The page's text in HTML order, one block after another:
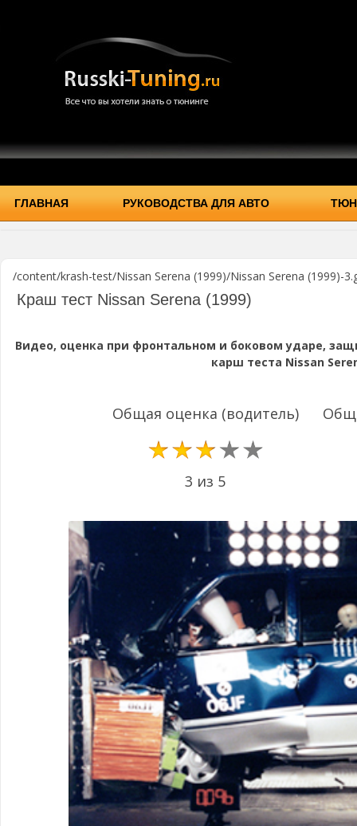
ГЛАВНАЯ РУКОВОДСТВА ДЛЯ АВТО
/content/krash-test/Nissan Serena (1999)/Nissan Serena (1999)-
Краш тест Nissan Serena (1999)
Видео, оценка при фронтальном и боковом ударе,
карш теста Nissan
Общая оценка (водитель)
3 из 5